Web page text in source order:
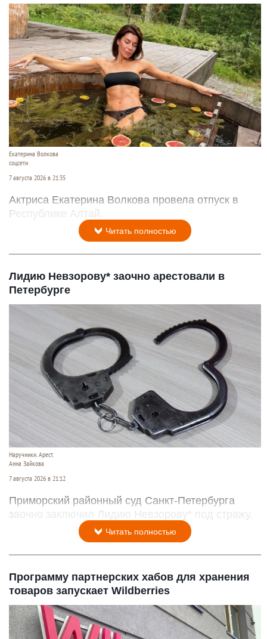
Екатерина Волкова
соцсети
7 августа 2026 в 21:35
Актриса Екатерина Волкова провела отпуск в
Республике Алтай.
Читать полностью
Лидию Невзорову* заочно арестовали в
Петербурге
Наручники. Арест.
Анна Зайкова
7 августа 2026 в 21:12
Приморский районный суд Санкт-Петербурга
заочно заключил Лидию Невзорову* под стражу.
Читать полностью
Программу партнерских хабов для хранения
товаров запускает Wildberries